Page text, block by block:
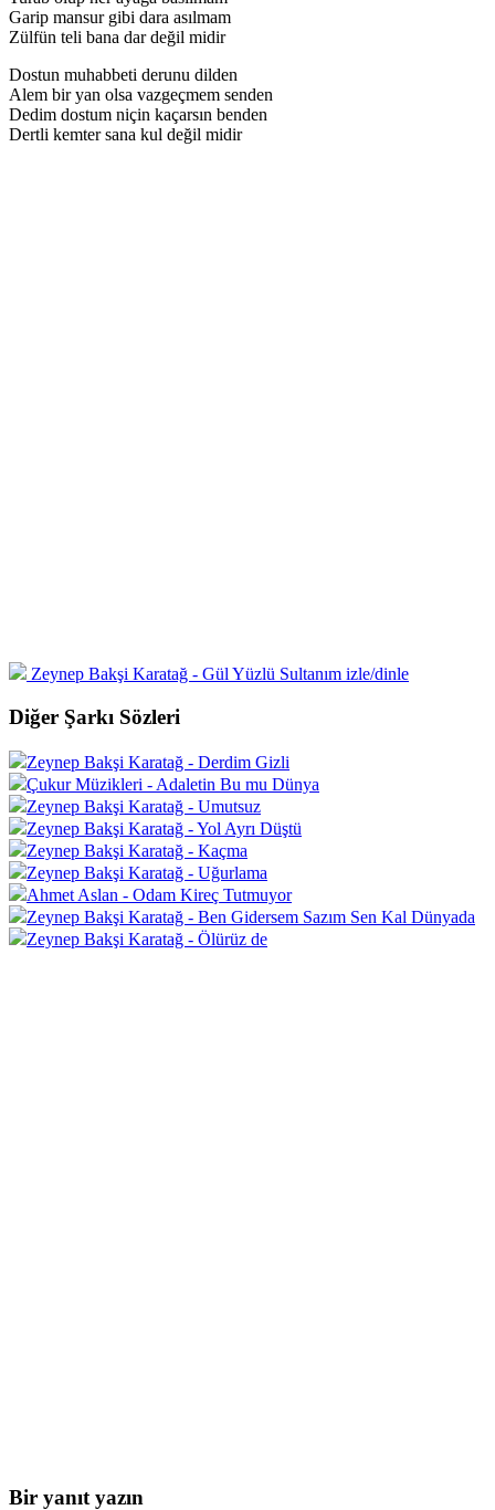
Garip mansur gibi dara asılmam
Zülfün teli bana dar değil midir
Dostun muhabbeti derunu dilden
Alem bir yan olsa vazgeçmem senden
Dedim dostum niçin kaçarsın benden
Dertli kemter sana kul değil midir
Zeynep Bakşi Karatağ - Gül Yüzlü Sultanım izle/dinle
Diğer Şarkı Sözleri
Zeynep Bakşi Karatağ - Derdim Gizli
Çukur Müzikleri - Adaletin Bu mu Dünya
Zeynep Bakşi Karatağ - Umutsuz
Zeynep Bakşi Karatağ - Yol Ayrı Düştü
Zeynep Bakşi Karatağ - Kaçma
Zeynep Bakşi Karatağ - Uğurlama
Ahmet Aslan - Odam Kireç Tutmuyor
Zeynep Bakşi Karatağ - Ben Gidersem Sazım Sen Kal Dünyada
Zeynep Bakşi Karatağ - Ölürüz de
Bir yanıt yazın